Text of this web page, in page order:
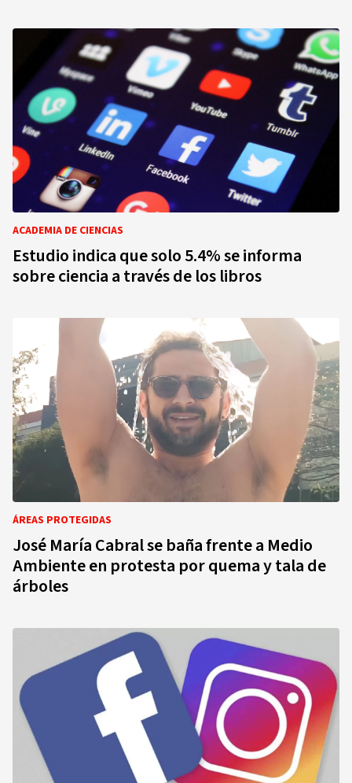
ACADEMIA DE CIENCIAS
Estudio indica que solo 5.4% se informa
sobre ciencia a través de los libros
ÁREAS PROTEGIDAS
José María Cabral se baña frente a Medio
Ambiente en protesta por quema y tala de
árboles